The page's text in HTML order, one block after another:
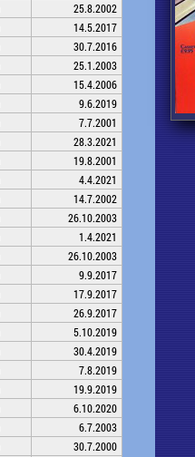
25.8.2002
14.5.2017
30.7.2016
25.1.2003
15.4.2006
9.6.2019
7.7.2001
28.3.2021
19.8.2001
4.4.2021
14.7.2002
26.10.2003
1.4.2021
26.10.2003
9.9.2017
17.9.2017
26.9.2017
5.10.2019
30.4.2019
7.8.2019
19.9.2019
6.10.2020
6.7.2003
30.7.2000